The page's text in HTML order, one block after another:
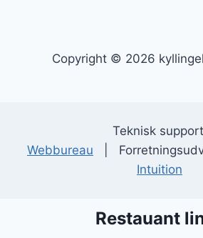
Copyright © 2026
Teknisk
Webbureau |
Intuition
Restauant